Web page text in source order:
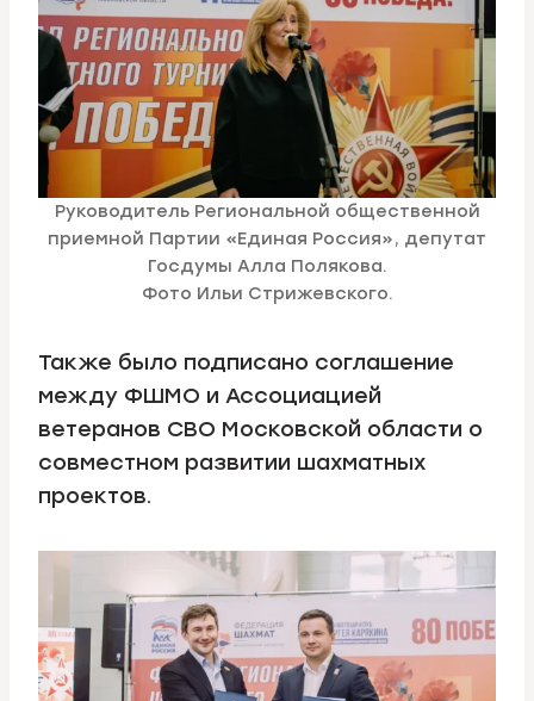
Руководитель Региональной общественной
приемной Партии «Единая Россия», депутат
Госдумы Алла Полякова.
Фото Ильи Стрижевского.
Также было подписано соглашение
между ФШМО и Ассоциацией
ветеранов СВО Московской области о
совместном развитии шахматных
проектов.